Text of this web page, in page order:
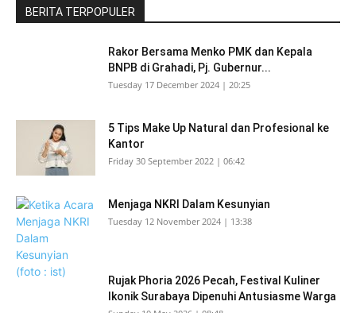
BERITA TERPOPULER
Rakor Bersama Menko PMK dan Kepala
BNPB di Grahadi, Pj. Gubernur...
Tuesday 17 December 2024 | 20:25
5 Tips Make Up Natural dan Profesional ke
Kantor
Friday 30 September 2022 | 06:42
Menjaga NKRI Dalam Kesunyian
Tuesday 12 November 2024 | 13:38
Rujak Phoria 2026 Pecah, Festival Kuliner
Ikonik Surabaya Dipenuhi Antusiasme Warga